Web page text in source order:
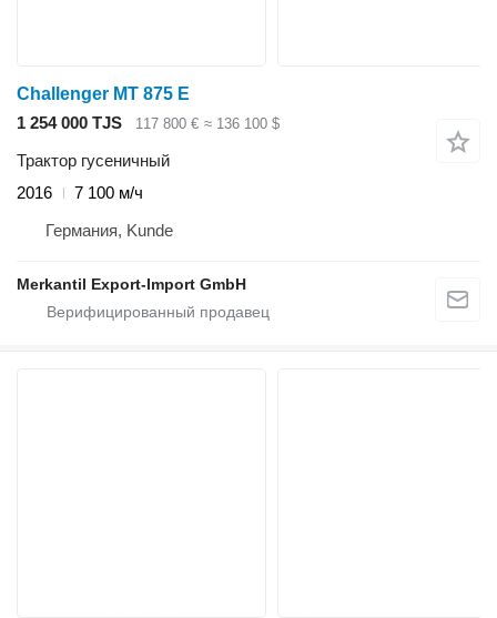
Challenger MT 875 E
1 254 000 TJS
117 800 € ≈ 136 100 $
Трактор гусеничный
2016
7 100 м/ч
Германия, Kunde
Merkantil Export-Import GmbH